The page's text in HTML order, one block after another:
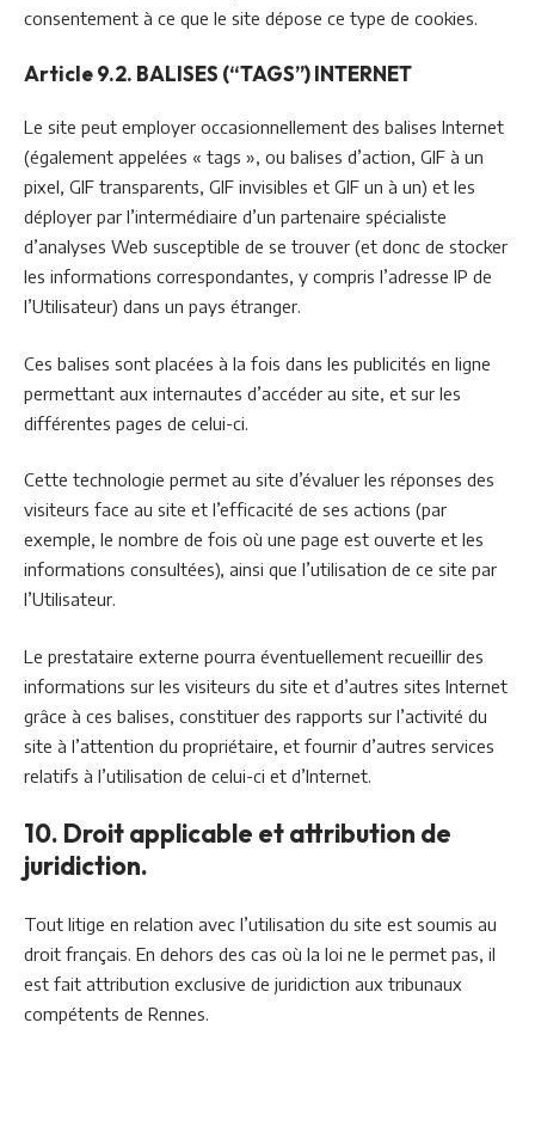
consentement à ce que le site dépose ce type de cookies.
Article 9.2. BALISES (“TAGS”) INTERNET
Le site peut employer occasionnellement des balises Internet
(également appelées « tags », ou balises d’action, GIF à un
pixel, GIF transparents, GIF invisibles et GIF un à un) et les
déployer par l’intermédiaire d’un partenaire spécialiste
d’analyses Web susceptible de se trouver (et donc de stocker
les informations correspondantes, y compris l’adresse IP de
l’Utilisateur) dans un pays étranger.
Ces balises sont placées à la fois dans les publicités en ligne
permettant aux internautes d’accéder au site, et sur les
différentes pages de celui-ci.
Cette technologie permet au site d’évaluer les réponses des
visiteurs face au site et l’efficacité de ses actions (par
exemple, le nombre de fois où une page est ouverte et les
informations consultées), ainsi que l’utilisation de ce site par
l’Utilisateur.
Le prestataire externe pourra éventuellement recueillir des
informations sur les visiteurs du site et d’autres sites Internet
grâce à ces balises, constituer des rapports sur l’activité du
site à l’attention du propriétaire, et fournir d’autres services
relatifs à l’utilisation de celui-ci et d’Internet.
10. Droit applicable et attribution de
juridiction.
Tout litige en relation avec l’utilisation du site est soumis au
droit français. En dehors des cas où la loi ne le permet pas, il
est fait attribution exclusive de juridiction aux tribunaux
compétents de Rennes.